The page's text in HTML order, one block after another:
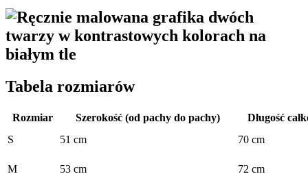
Tabela rozmiarów
Rozmiar Szerokość (od pachy do pachy)
Długość
S
51 cm 70 cm
M 53 cm 72 cm